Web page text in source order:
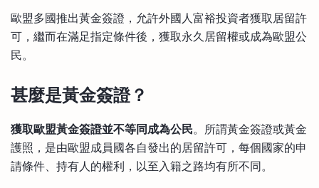
企業服務
歐盟多國推出黃金簽證，允許外國人富裕投資者獲取居留許
可，繼而在滿足指定條件後，獲取永久居留權或成為歐盟公
民。
甚麼是黃金簽證？
獲取歐盟黃金簽證並不等同成為公民。所謂黃金簽證或黃金
護照，是由歐盟成員國各自發出的居留許可，每個國家的申
請條件、持有人的權利，以至入籍之路均有所不同。